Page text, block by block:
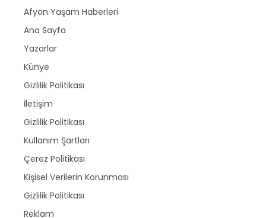
Afyon Yaşam Haberleri
Ana Sayfa
Yazarlar
Künye
Gizlilik Politikası
İletişim
Gizlilik Politikası
Kullanım Şartları
Çerez Politikası
Kişisel Verilerin Korunması
Gizlilik Politikası
Reklam